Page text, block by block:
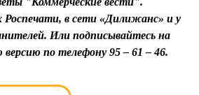
Роспечати, в сети «Дилижанс» и у
Или подписывайтесь на
по телефону 95 – 61 – 46.